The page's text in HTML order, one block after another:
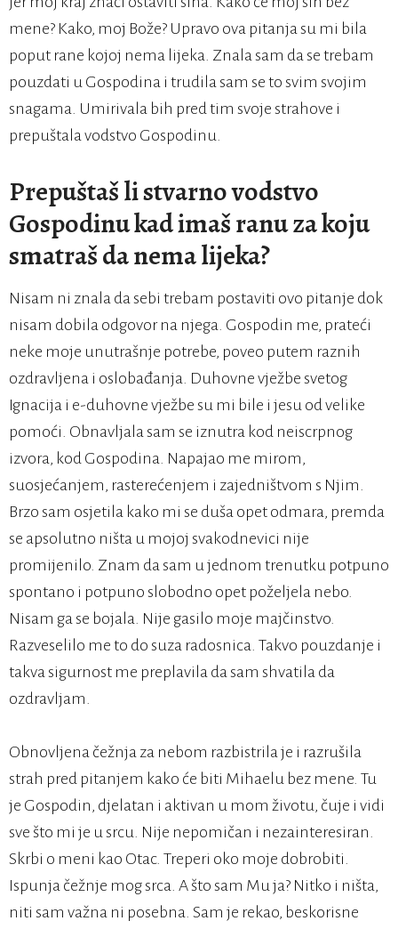
mene? Kako, moj Bože? Upravo ova pitanja su mi bila
poput rane kojoj nema lijeka. Znala sam da se trebam
pouzdati u Gospodina i trudila sam se to svim svojim
snagama. Umirivala bih pred tim svoje strahove i
prepuštala vodstvo Gospodinu.
Prepuštaš li stvarno vodstvo
Gospodinu kad imaš ranu za koju
smatraš da nema lijeka?
Nisam ni znala da sebi trebam postaviti ovo pitanje dok
nisam dobila odgovor na njega. Gospodin me, prateći
neke moje unutrašnje potrebe, poveo putem raznih
ozdravljena i oslobađanja. Duhovne vježbe svetog
Ignacija i e-duhovne vježbe su mi bile i jesu od velike
pomoći. Obnavljala sam se iznutra kod neiscrpnog
izvora, kod Gospodina. Napajao me mirom,
suosjećanjem, rasterećenjem i zajedništvom s Njim.
Brzo sam osjetila kako mi se duša opet odmara, premda
se apsolutno ništa u mojoj svakodnevici nije
promijenilo. Znam da sam u jednom trenutku potpuno
spontano i potpuno slobodno opet poželjela nebo.
Nisam ga se bojala. Nije gasilo moje majčinstvo.
Razveselilo me to do suza radosnica. Takvo pouzdanje i
takva sigurnost me preplavila da sam shvatila da
ozdravljam.
Obnovljena čežnja za nebom razbistrila je i razrušila
strah pred pitanjem kako će biti Mihaelu bez mene. Tu
je Gospodin, djelatan i aktivan u mom životu, čuje i vidi
sve što mi je u srcu. Nije nepomičan i nezainteresiran.
Skrbi o meni kao Otac. Treperi oko moje dobrobiti.
Ispunja čežnje mog srca. A što sam Mu ja? Nitko i ništa,
niti sam važna ni posebna. Sam je rekao, beskorisne